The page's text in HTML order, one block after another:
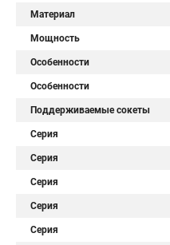
Материал
Мощность
Особенности
Особенности
Поддерживаемые сокеты
Серия
Серия
Серия
Серия
Серия